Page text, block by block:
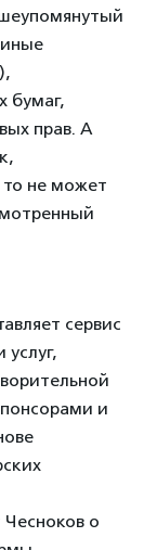
иные
бумаг,
прав. А
то не может
сервис
и
о